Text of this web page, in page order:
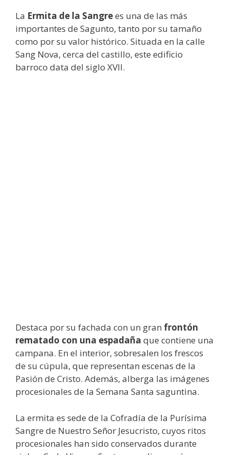
La Ermita de la Sangrees una de las más
importantes de Sagunto, tanto por su tamaño
como por su valor histórico. Situada en la calle
Sang Nova, cerca del castillo, este edificio
barroco data del siglo XVII.
Destaca por su fachada con un gran frontón
rematado con una espadaña que contiene una
campana. En el interior, sobresalen los frescos
de su cúpula, que representan escenas de la
Pasión de Cristo. Además, alberga las imágenes
procesionales de la Semana Santa saguntina.
La ermita es sede de la Cofradía de la Purísima
Sangre de Nuestro Señor Jesucristo, cuyos ritos
procesionales han sido conservados durante